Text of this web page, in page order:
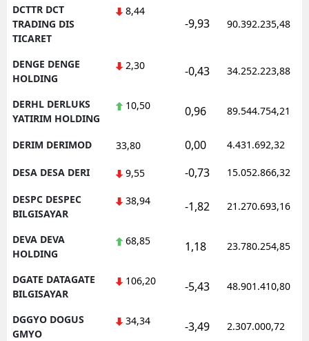
DCTTR DCT
TRADING DIS
TICARET
8,44
-9,93 90.392.235,48
DENGE DENGE
HOLDING
2,30 -0,43 34.252.223,88
DERHL DERLUKS
YATIRIM HOLDING
10,50 0,96 89.544.754,21
DERIM DERIMOD 33,80 0,00 4.431.692,32
DESA DESA DERI 9,55 -0,73 15.052.866,32
DESPC DESPEC
BILGISAYAR
38,94 -1,82 21.270.693,16
DEVA DEVA
HOLDING
68,85 1,18 23.780.254,85
DGATE DATAGATE
BILGISAYAR
106,20 -5,43 48.901.410,80
DGGYO DOGUS
GMYO
34,34 -3,49 2.307.000,72